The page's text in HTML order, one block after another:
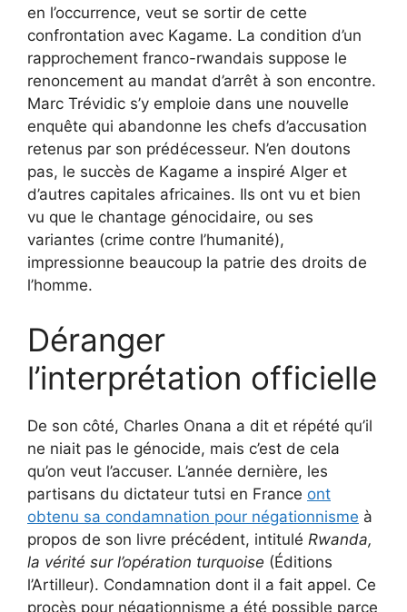
en l’occurrence, veut se sortir de cette
confrontation avec Kagame. La condition d’un
rapprochement franco-rwandais suppose le
renoncement au mandat d’arrêt à son encontre.
Marc Trévidic s’y emploie dans une nouvelle
enquête qui abandonne les chefs d’accusation
retenus par son prédécesseur. N’en doutons
pas, le succès de Kagame a inspiré Alger et
d’autres capitales africaines. Ils ont vu et bien
vu que le chantage génocidaire, ou ses
variantes (crime contre l’humanité),
impressionne beaucoup la patrie des droits de
l’homme.
Déranger
l’interprétation officielle
De son côté, Charles Onana a dit et répété qu’il
ne niait pas le génocide, mais c’est de cela
qu’on veut l’accuser. L’année dernière, les
partisans du dictateur tutsi en France ont
obtenu sa condamnation pour négationnisme à
propos de son livre précédent, intitulé Rwanda,
la vérité sur l’opération turquoise (Éditions
l’Artilleur). Condamnation dont il a fait appel. Ce
procès pour négationnisme a été possible parce